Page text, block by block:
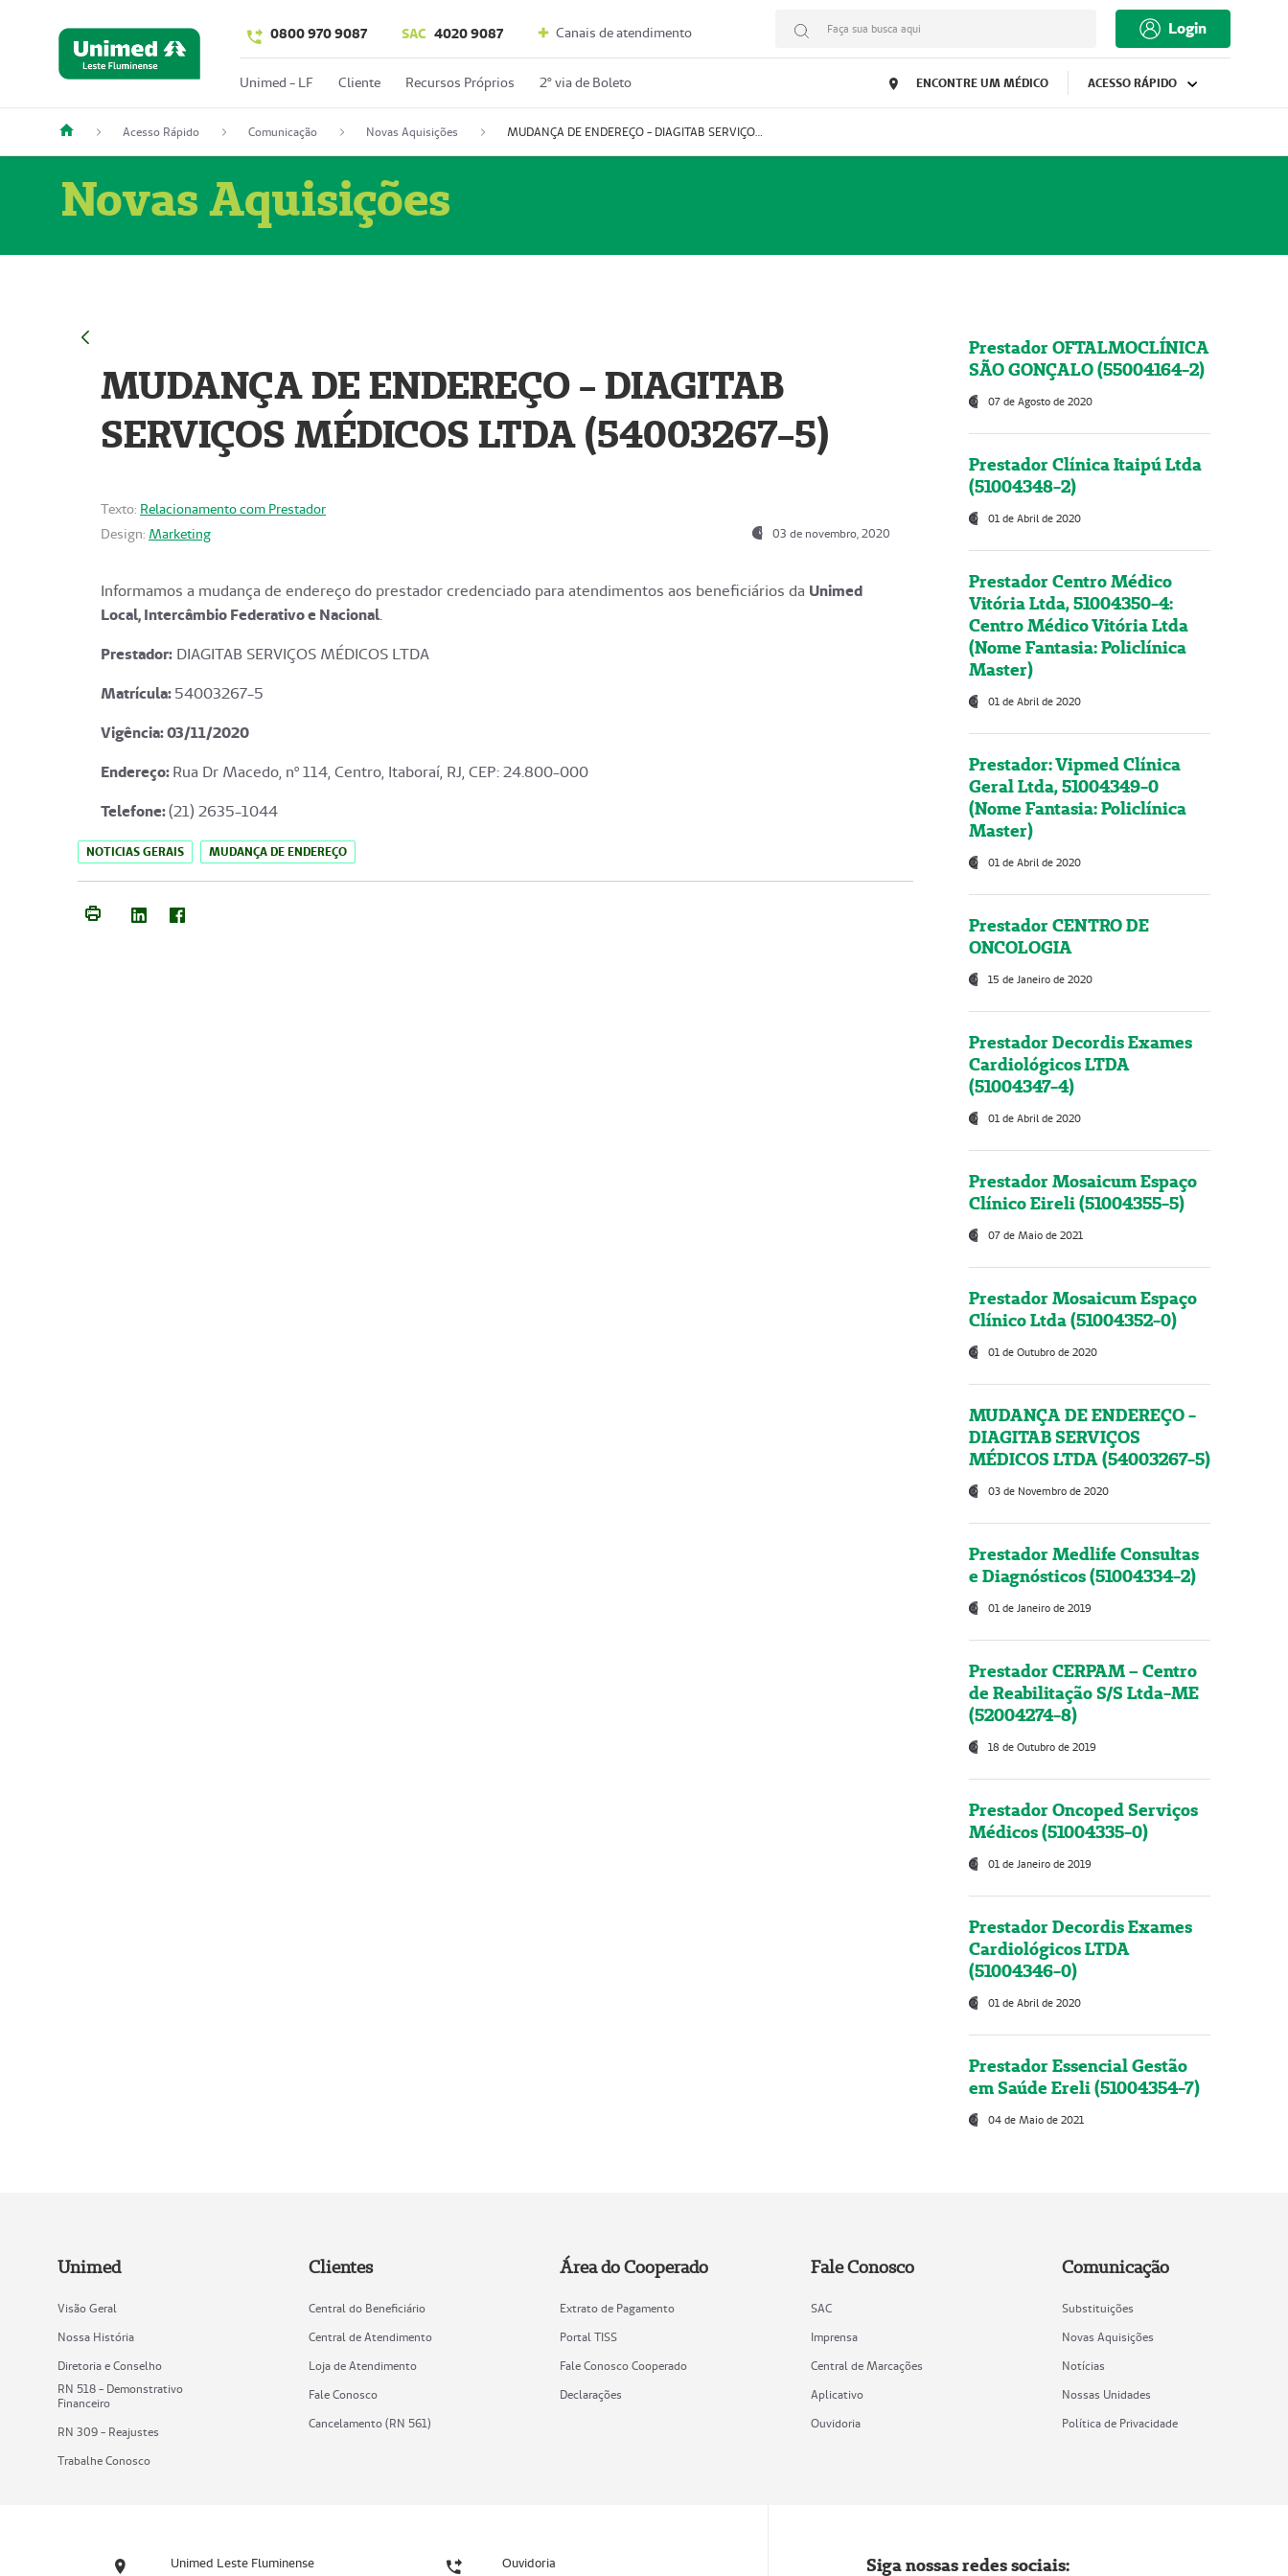
0800 970 9087 SAC 4020 9087 Canais de atendimento Faça sua busca aqui Login
Unimed - LF Cliente Recursos Próprios 2º via de Boleto ENCONTRE UM MÉDICO ACESSO RÁPIDO
Acesso Rápido Comunicação Novas Aquisições MUDANÇA DE ENDEREÇO - DIAGITAB SERVIÇOS MÉDICOS LTDA (54003267-5)
Novas Aquisições
MUDANÇA DE ENDEREÇO - DIAGITAB
SERVIÇOS MÉDICOS LTDA (54003267-5)
Texto: Relacionamento com Prestador
Design: Marketing 03 de novembro, 2020
Informamos a mudança de endereço do prestador credenciado para atendimentos aos beneficiários da Unimed
Local, Intercâmbio Federativo e Nacional.
Prestador: DIAGITAB SERVIÇOS MÉDICOS LTDA
Matrícula:54003267-5
Vigência: 03/11/2020
Endereço:Rua Dr Macedo, nº 114, Centro, Itaboraí, RJ, CEP: 24.800-000
Telefone:(21) 2635-1044
NOTICIAS GERAIS MUDANÇA DE ENDEREÇO
Prestador OFTALMOCLÍNICA
SÃO GONÇALO (55004164-2)
07 de Agosto de 2020
Prestador Clínica Itaipú Ltda
(51004348-2)
01 de Abril de 2020
Prestador Centro Médico
Vitória Ltda, 51004350-4:
Centro Médico Vitória Ltda
(Nome Fantasia: Policlínica
Master)
01 de Abril de 2020
Prestador: Vipmed Clínica
Geral Ltda, 51004349-0
(Nome Fantasia: Policlínica
Master)
01 de Abril de 2020
Prestador CENTRO DE
ONCOLOGIA
15 de Janeiro de 2020
Prestador Decordis Exames
Cardiológicos LTDA
(51004347-4)
01 de Abril de 2020
Prestador Mosaicum Espaço
Clínico Eireli (51004355-5)
07 de Maio de 2021
Prestador Mosaicum Espaço
Clínico Ltda (51004352-0)
01 de Outubro de 2020
MUDANÇA DE ENDEREÇO -
DIAGITAB SERVIÇOS
MÉDICOS LTDA (54003267-5)
03 de Novembro de 2020
Prestador Medlife Consultas
e Diagnósticos (51004334-2)
01 de Janeiro de 2019
Prestador CERPAM – Centro
de Reabilitação S/S Ltda-ME
(52004274-8)
18 de Outubro de 2019
Prestador Oncoped Serviços
Médicos (51004335-0)
01 de Janeiro de 2019
Prestador Decordis Exames
Cardiológicos LTDA
(51004346-0)
01 de Abril de 2020
Prestador Essencial Gestão
em Saúde Ereli (51004354-7)
04 de Maio de 2021
Unimed
Visão Geral
Nossa História
Diretoria e Conselho
RN 518 - Demonstrativo
Financeiro
RN 309 - Reajustes
Trabalhe Conosco
Clientes
Central do Beneficiário
Central de Atendimento
Loja de Atendimento
Fale Conosco
Cancelamento (RN 561)
Área do Cooperado
Extrato de Pagamento
Portal TISS
Fale Conosco Cooperado
Declarações
Fale Conosco
SAC
Imprensa
Central de Marcações
Aplicativo
Ouvidoria
Comunicação
Substituições
Novas Aquisições
Notícias
Nossas Unidades
Política de Privacidade
Unimed Leste Fluminense Ouvidoria Siga nossas redes sociais: